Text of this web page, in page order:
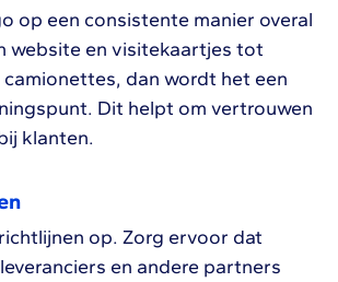
op een consistente manier overal
website en visitekaartjes tot
dan wordt het een
Dit helpt om vertrouwen
klanten.
op. Zorg ervoor dat
en andere partners